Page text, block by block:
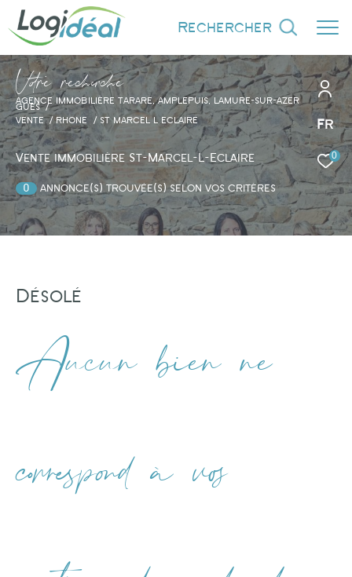
Fr
0
rechercher
Vore recece
AGENCE IMMOBILIÈRE TARARE, AMPLEPUIS, LAMURE-SUR-AZER
GUES
VENTE RHONE ST MARCEL L ECLAIRE
Vente immobilière St-Marcel-L-Eclaire
0 annonce(s) trouvée(s) selon vos critères
Désolé
Aucun bien ne
correspond à vos
Effectuer une recherche
et trouver le bien qui correspond à vos
critères
Type de bien
Type de bien
PIÈCES